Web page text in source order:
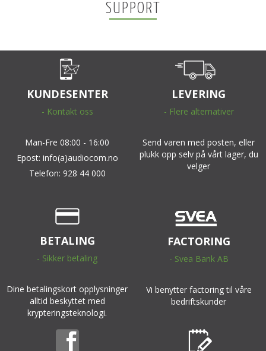
SUPPORT
KUNDESENTER
- Kontakt oss
Man-Fre 08:00 - 16:00
Epost: info(a)audiocom.no
Telefon: 928 44 000
LEVERING
- Flere alternativer
Send varen med posten, eller
plukk opp selv på vårt lager, du
velger
BETALING
- Sikker betaling
Dine betalingskort opplysninger
alltid beskyttet med
krypteringsteknologi.
FACTORING
- Svea Bank AB
Vi benytter factoring til våre
bedriftskunder